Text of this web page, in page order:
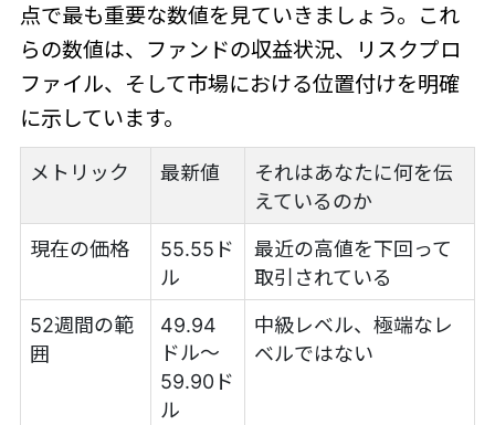
点で最も重要な数値を見ていきましょう。これ
らの数値は、ファンドの収益状況、リスクプロ
ファイル、そして市場における位置付けを明確
に示しています。
メトリック 最新値
それはあなたに何を伝
えているのか
現在の価格
55.55ド
ル
最近の高値を下回って
取引されている
52週間の範
囲
49.94
ドル～
59.90ド
ル
中級レベル、極端なレ
ベルではない